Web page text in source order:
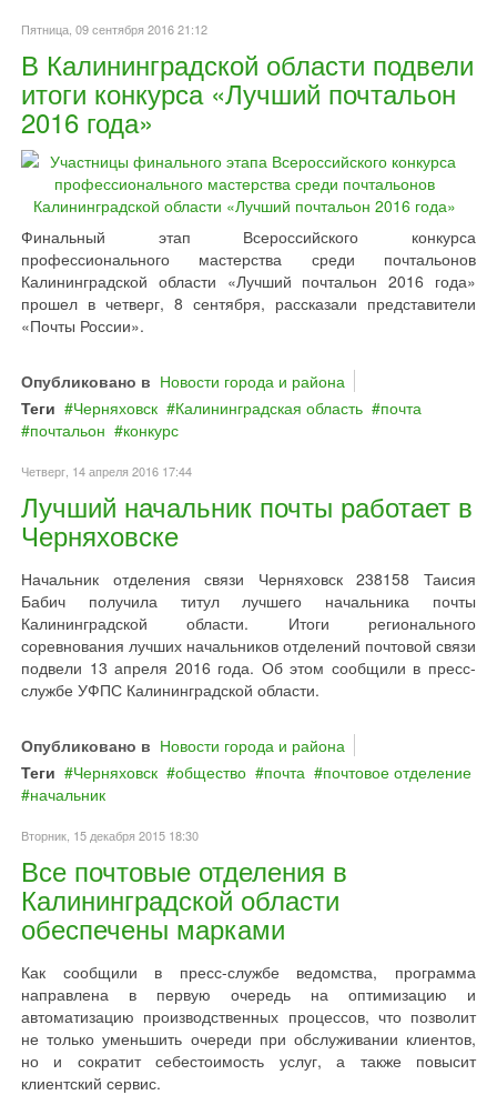
Пятница, 09 сентября 2016 21:12
В Калининградской области подвели
итоги конкурса «Лучший почтальон
2016 года»
Финальный этап Всероссийского конкурса
профессионального мастерства среди почтальонов
Калининградской области «Лучший почтальон 2016 года»
прошел в четверг, 8 сентября, рассказали представители
«Почты России».
Опубликовано в Новости города и района
Теги
Черняховск Калининградская область
почта
почтальон
конкурс
Четверг, 14 апреля 2016 17:44
Лучший начальник почты работает в
Черняховске
Начальник отделения связи Черняховск 238158 Таисия
Бабич получила титул лучшего начальника почты
Калининградской области. Итоги регионального
соревнования лучших начальников отделений почтовой связи
подвели 13 апреля 2016 года. Об этом сообщили в пресс-
службе УФПС Калининградской области.
Опубликовано в Новости города и района
Теги
Черняховск общество почта
почтовое отделение
начальник
Вторник, 15 декабря 2015 18:30
Все почтовые отделения в
Калининградской области
обеспечены марками
Как сообщили в пресс-службе ведомства, программа
направлена в первую очередь на оптимизацию и
автоматизацию производственных процессов, что позволит
не только уменьшить очереди при обслуживании клиентов,
но и сократит себестоимость услуг, а также повысит
клиентский сервис.